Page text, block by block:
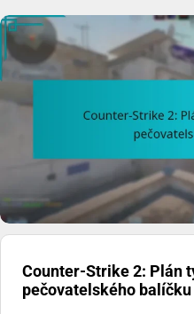
Counter-Strike 2: Plán
pečovatelského balíčku